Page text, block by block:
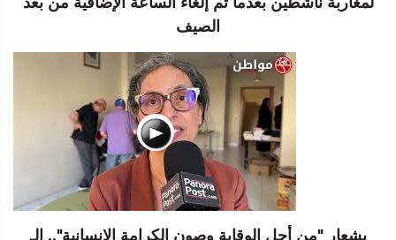
الصيف
بشعار "من أجل الوقاية وصون الكرامة الإنسانية".. الـ